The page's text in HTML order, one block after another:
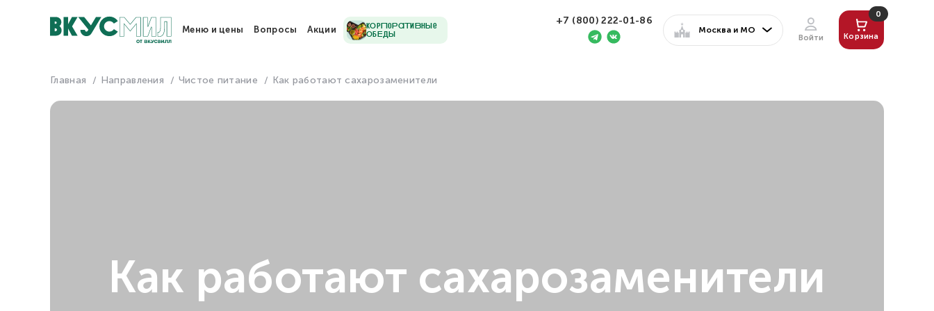
Войти Корзина
0
Меню и цены Вопросы Акции кОрПоРаТиВнЫе
ОбЕдЫ
+7 (800) 222-01-86
Москва и МО
Главная Направления Чистое питание Как работают сахарозаменители
Как работают сахарозаменители